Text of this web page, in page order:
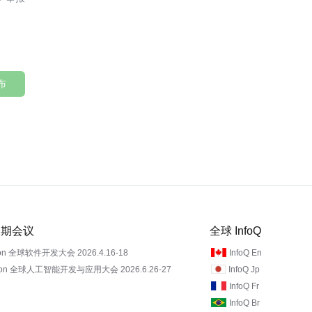
会议
全球软件开发大会 2026.4.16-18
全球人工智能开发与应用大会 2026.6.26-27
全球 InfoQ
InfoQ En
InfoQ Jp
InfoQ Fr
InfoQ Br